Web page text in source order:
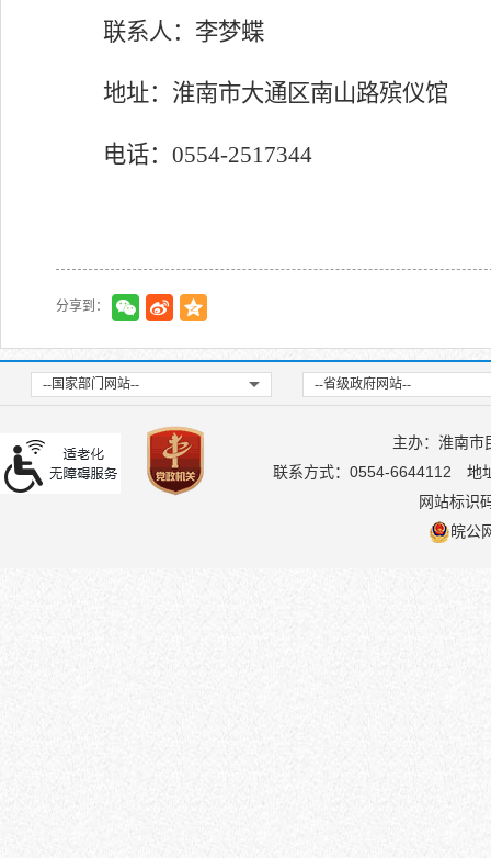
联系人： 李梦蝶
地址：淮南市大通区南山路殡仪馆
电话： 0554-2517344
分享到：
--国家部门网站-- --省级政府网站--
主办：淮南市
联系方式：0554-6644112
地
网站标识
皖公